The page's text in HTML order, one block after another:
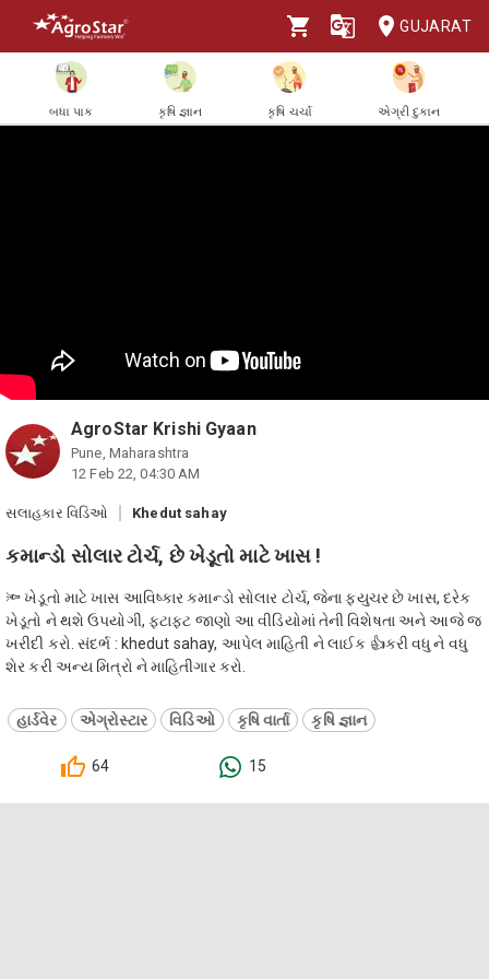
GUJARAT
બધા પાક કૃષિ જ્ઞાન કૃષિ ચર્ચા એગ્રી દુકાન
AgroStar Krishi Gyaan
Pune, Maharashtra
12 Feb 22, 04:30 AM
સલાહકાર વિડિઓ Khedut sahay
કમાન્ડો સોલાર ટોર્ચ, છે ખેડૂતો માટે ખાસ !
🔦 ખેડૂતો માટે ખાસ આવિષ્કાર કમાન્ડો સોલાર ટોર્ચ, જેના ફ્યુચર છે ખાસ, દરેક
ખેડૂતો ને થશે ઉપયોગી, ફટાફટ જાણો આ વીડિયોમાં તેની વિશેષતા અને આજે જ
ખરીદી કરો. સંદર્ભ : khedut sahay, આપેલ માહિતી ને લાઈક 👍કરી વધુ ને વધુ
શેર કરી અન્ય મિત્રો ને માહિતીગાર કરો.
હાર્ડવેર એગ્રોસ્ટાર વિડિઓ કૃષિ વાર્તા કૃષિ જ્ઞાન
64 15